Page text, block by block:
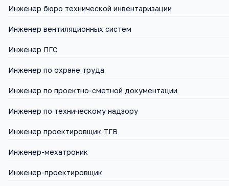
Инженер бюро технической инвентаризации
Инженер вентиляционных систем
Инженер ПГС
Инженер по охране труда
Инженер по проектно-сметной документации
Инженер по техническому надзору
Инженер проектировщик ТГВ
Инженер-мехатроник
Инженер-проектировщик